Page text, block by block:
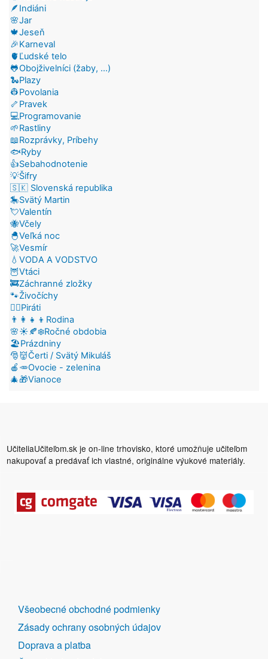
🪶Indiáni
🌸Jar
🍁Jeseň
🎉Karneval
🫀Ľudské telo
🐸Obojživelníci (žaby, ...)
🐍Plazy
👷Povolania
🦴Pravek
💻Programovanie
🌱Rastliny
📖Rozprávky, Príbehy
🐟Ryby
👍Sebahodnotenie
💡Šifry
🇸🇰 Slovenská republika
🎠Svätý Martin
💘Valentín
🐝Včely
🐣Veľká noc
🚀Vesmír
💧VODA A VODSTVO
🦉Vtáci
🚒Záchranné zložky
🐾Živočíchy
🏴‍☠️Piráti
👨‍👩‍👧‍👦Rodina
🌸☀️🍂❄️Ročné obdobia
🏖️Prázdniny
🎅👹Čerti / Svätý Mikuláš
🍎🥕Ovocie - zelenina
🎄🎁Vianoce
UčiteliaUčiteľom.sk je on-line trhovisko, ktoré umožňuje učiteľom
nakupovať a predávať ich vlastné, originálne výukové materiály.
DALŠÍ
ODKAZY
Všeobecné obchodné podmienky
Zásady ochrany osobných údajov
Doprava a platba